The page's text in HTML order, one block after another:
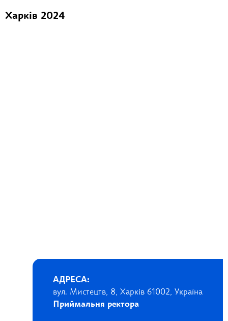
Харків 2024
АДРЕСА:
вул. Мистецтв, 8, Харків 61002, Україна
Приймальня ректора